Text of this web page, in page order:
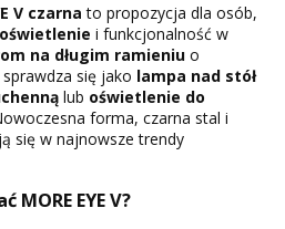
V czarna to propozycja dla osób,
i funkcjonalność w
na długim ramieniu o
się jako lampa nad stół
lub oświetlenie do
forma, czarna stal i
się w najnowsze trendy
EYE V?